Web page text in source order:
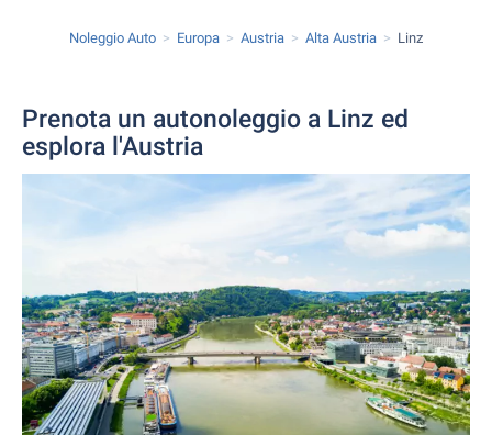
Noleggio Auto Europa Austria Alta Austria Linz
Prenota un autonoleggio a Linz ed
esplora l'Austria